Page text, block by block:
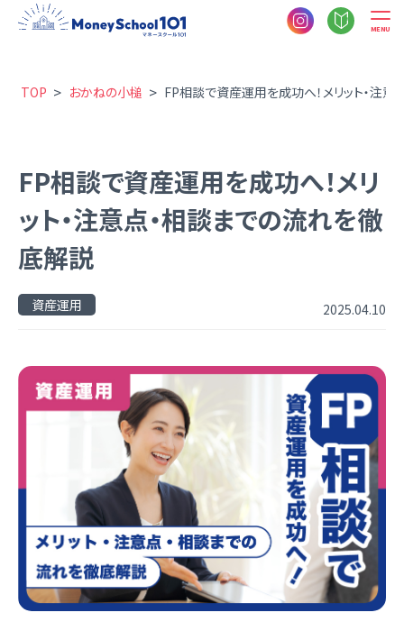
MENU
TOP > おかねの小槌 > FP相談で資産運用を成功へ！メリット・注
FP相談で資産運用を成功へ！メリ
ット・注意点・相談までの流れを徹
底解説
資産運用 2025.04.10